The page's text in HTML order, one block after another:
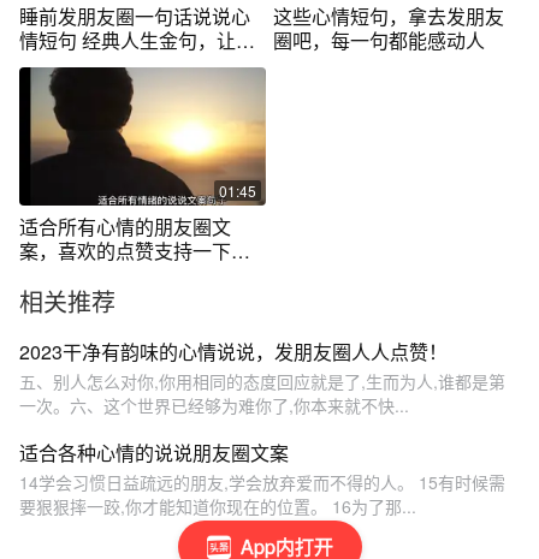
App内打开
睡前发朋友圈一句话说说心
情短句 经典人生金句，让人
点赞
这些心情短句，拿去发朋友
圈吧，每一句都能感动人
01:45
适合所有心情的朋友圈文
案，喜欢的点赞支持一下。
相关推荐
2023干净有韵味的心情说说，发朋友圈人人点赞！
五、别人怎么对你,你用相同的态度回应就是了,生而为人,谁都是第
一次。六、这个世界已经够为难你了,你本来就不快...
适合各种心情的说说朋友圈文案
14学会习惯日益疏远的朋友,学会放弃爱而不得的人。 15有时候需
要狠狠摔一跤,你才能知道你现在的位置。 16为了那...